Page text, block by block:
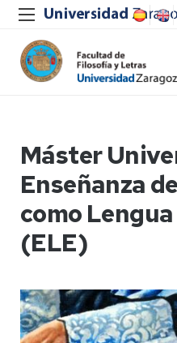
Máster
Enseñanza
como
(ELE)